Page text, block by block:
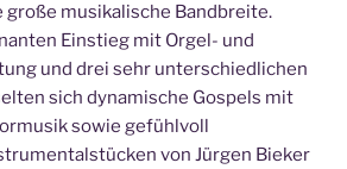
große musikalische Bandbreite.
Einstieg mit Orgel- und
und drei sehr unterschiedlichen
sich dynamische Gospels mit
sowie gefühlvoll
von Jürgen Bieker